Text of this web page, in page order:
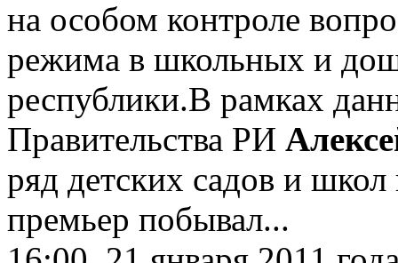
на особом контроле
режима в школьных и
республики.В рамках
Правительства РИ
ряд детских садов и
премьер побывал...